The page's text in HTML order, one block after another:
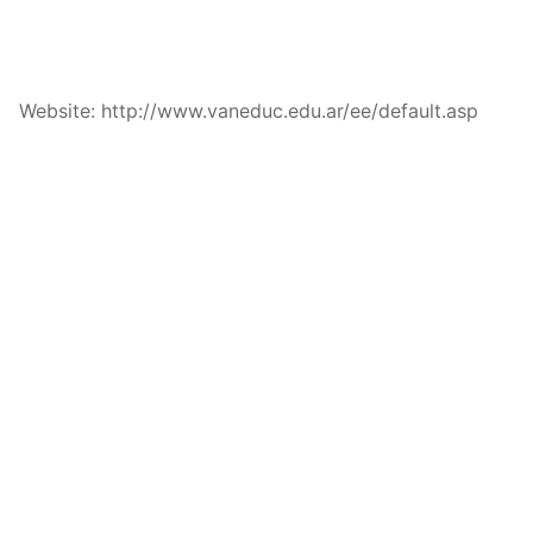
Website: http://www.vaneduc.edu.ar/ee/default.asp